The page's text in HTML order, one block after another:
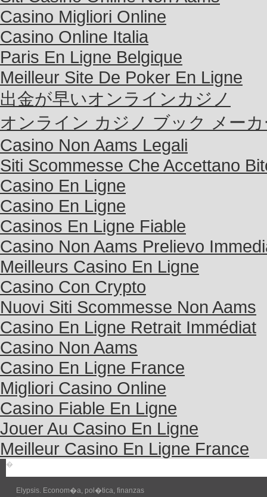
Casino Migliori Online
Casino Online Italia
Paris En Ligne Belgique
Meilleur Site De Poker En Ligne
出金が早いオンラインカジノ
オンライン カジノ ブック メー
Casino Non Aams Legali
Siti Scommesse Che Accettano
Casino En Ligne
Casino En Ligne
Casinos En Ligne Fiable
Casino Non Aams Prelievo
Meilleurs Casino En Ligne
Casino Con Crypto
Nuovi Siti Scommesse Non Aams
Casino En Ligne Retrait Immédiat
Casino Non Aams
Casino En Ligne France
Migliori Casino Online
Casino Fiable En Ligne
Jouer Au Casino En Ligne
Meilleur Casino En Ligne France
�
Elypsis. Econom�a, pol�tica, finanzas